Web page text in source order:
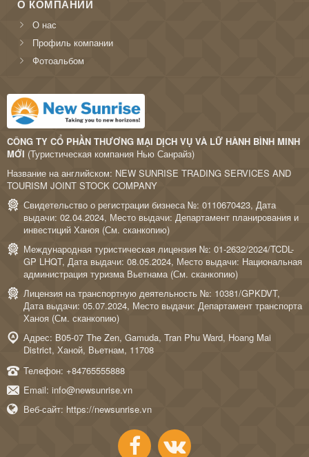
О КОМПАНИИ
О нас
Профиль компании
Фотоальбом
CÔNG TY CỔ PHẦN THƯƠNG MẠI DỊCH VỤ VÀ LỮ HÀNH BÌNH MINH
MỚI (Туристическая компания Нью Санрайз)
Название на английском: NEW SUNRISE TRADING SERVICES AND
TOURISM JOINT STOCK COMPANY
Свидетельство о регистрации бизнеса №: 0110670423, Дата
выдачи: 02.04.2024, Место выдачи: Департамент планирования и
инвестиций Ханоя (См. сканкопию)
Международная туристическая лицензия №: 01-2632/2024/TCDL-
GP LHQT, Дата выдачи: 08.05.2024, Место выдачи: Национальная
администрация туризма Вьетнама (См. сканкопию)
Лицензия на транспортную деятельность №: 10381/GPKDVT,
Дата выдачи: 05.07.2024, Место выдачи: Департамент транспорта
Ханоя (См. сканкопию)
Адрес: B05-07 The Zen, Gamuda, Tran Phu Ward, Hoang Mai
District, Ханой, Вьетнам, 11708
Телефон: +84765555888
Email: info@newsunrise.vn
Веб-сайт: https://newsunrise.vn